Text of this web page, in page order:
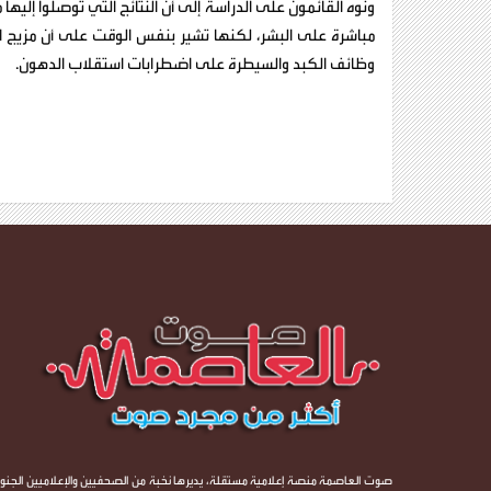
ونوه القائمون على الدراسة إلى أن النتائج التي توصلوا
مباشرة على البشر، لكنها تشير بنفس الوقت على أن مزيج
وظائف الكبد والسيطرة على اضطرابات استقلاب الدهون.
صوت العاصمة منصة إعلامية مستقلة، يديرها نخبة من الصحفيين والإعلاميين